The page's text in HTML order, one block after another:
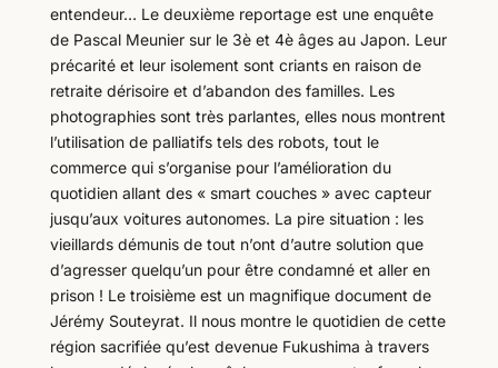
entendeur… Le deuxième reportage est une enquête
de Pascal Meunier sur le 3è et 4è âges au Japon. Leur
précarité et leur isolement sont criants en raison de
retraite dérisoire et d’abandon des familles. Les
photographies sont très parlantes, elles nous montrent
l’utilisation de palliatifs tels des robots, tout le
commerce qui s’organise pour l’amélioration du
quotidien allant des « smart couches » avec capteur
jusqu’aux voitures autonomes. La pire situation : les
vieillards démunis de tout n’ont d’autre solution que
d’agresser quelqu’un pour être condamné et aller en
prison ! Le troisième est un magnifique document de
Jérémy Souteyrat. Il nous montre le quotidien de cette
région sacrifiée qu’est devenue Fukushima à travers